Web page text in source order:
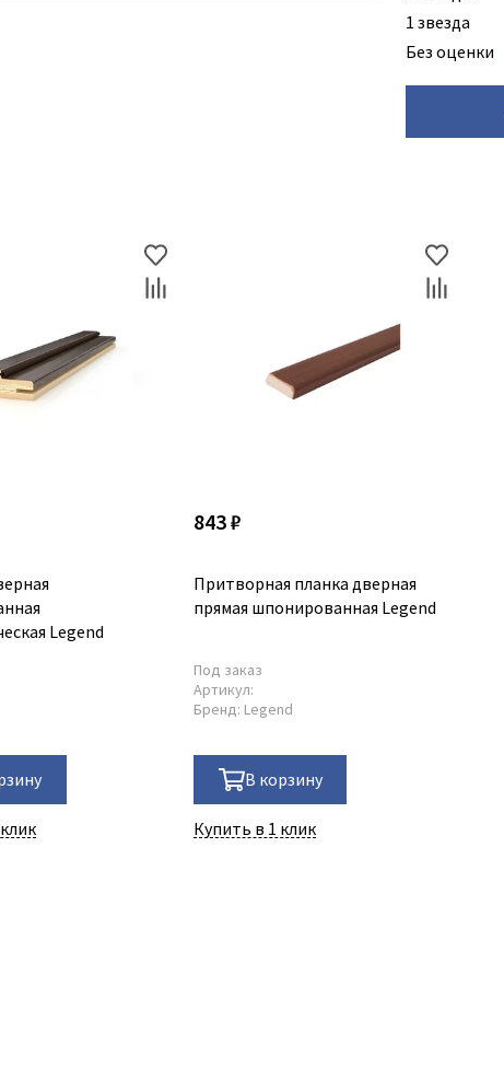
1 звезда
Без оценки
Legend
843 ₽
Притворная планка дверная
прямая шпонированная Legend
Под заказ
Артикул:
Бренд: Legend
В корзину
Купить в 1 клик